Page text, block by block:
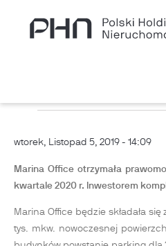
wtorek, Listopad 5, 2019 - 14:09
Marina Office otrzymała
kwartale 2020 r. Inwestorem
Marina Office będzie składała
tys. mkw. nowoczesnej